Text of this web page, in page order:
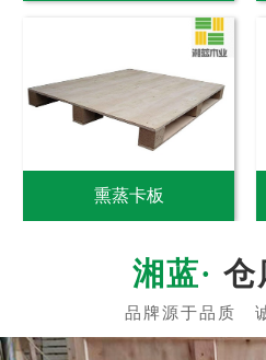
熏蒸卡板
仓